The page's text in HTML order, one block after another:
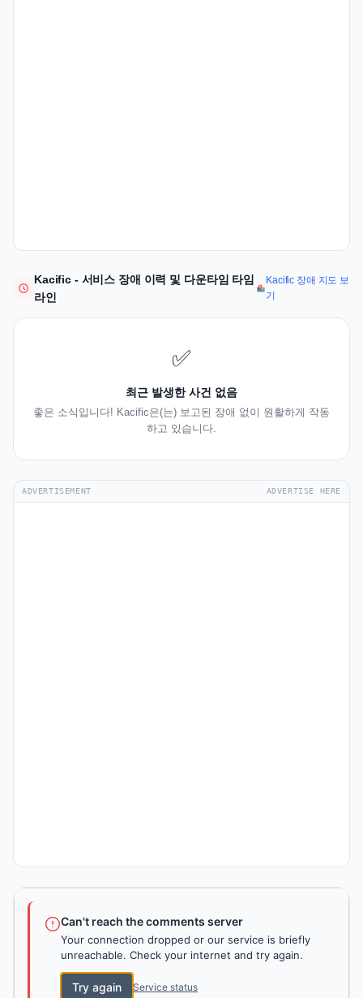
Kacific - 서비스 장애 이력 및 다운타임 타임
라인
Kacific 장애 지도 보
기
✅
최근 발생한 사건 없음
좋은 소식입니다! Kacific은(는) 보고된 장애 없이 원활하게 작동
하고 있습니다.
ADVERTISEMENT ADVERTISE HERE
Can't reach the comments server
Your connection dropped or our service is briefly
unreachable. Check your internet and try again.
Try again Service status